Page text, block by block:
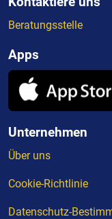
Beratungsstelle
Apps
Unternehmen
Über uns
Cookie-Richtlinie
Datenschutz-